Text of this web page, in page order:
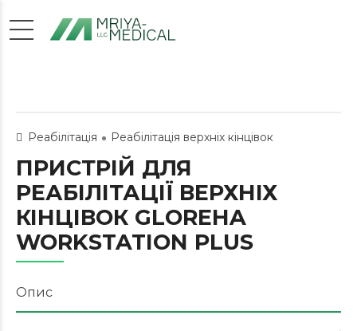
Реабілітація Реабілітація верхніх кінцівок
ПРИСТРІЙ ДЛЯ
РЕАБІЛІТАЦІЇ ВЕРХНІХ
КІНЦІВОК GLOREHA
WORKSTATION PLUS
Опис